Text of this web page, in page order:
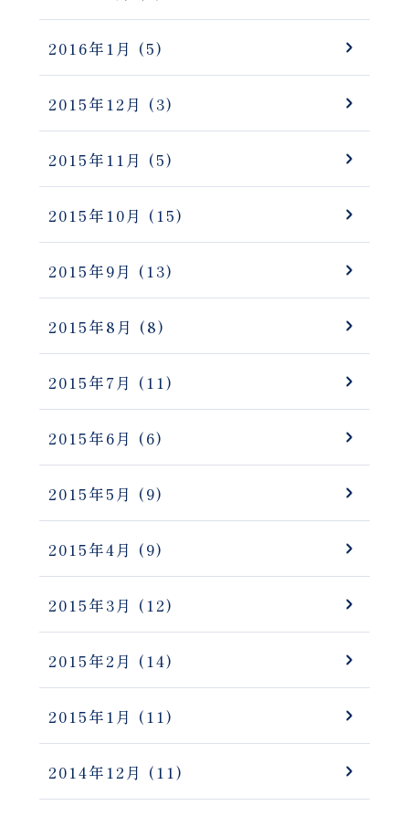
2016年1月 (5)
2015年12月 (3)
2015年11月 (5)
2015年10月 (15)
2015年9月 (13)
2015年8月 (8)
2015年7月 (11)
2015年6月 (6)
2015年5月 (9)
2015年4月 (9)
2015年3月 (12)
2015年2月 (14)
2015年1月 (11)
2014年12月 (11)